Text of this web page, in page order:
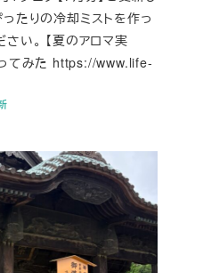
たりの冷却ミストを作っ
い。 【夏のアロマ実
ってみた https://www.life-